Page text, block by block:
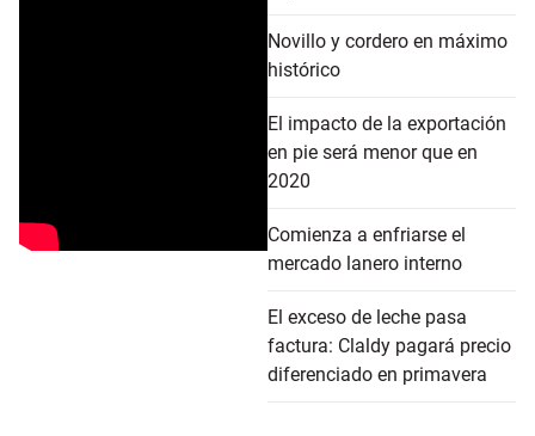
Novillo y cordero en máximo
histórico
El impacto de la exportación
en pie será menor que en
2020
Comienza a enfriarse el
mercado lanero interno
El exceso de leche pasa
factura: Claldy pagará precio
diferenciado en primavera